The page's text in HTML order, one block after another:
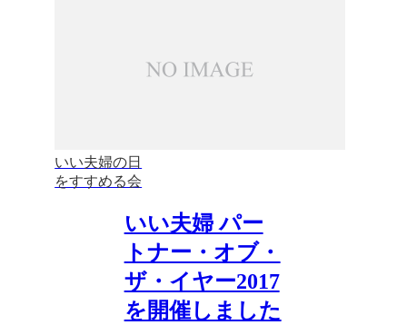
いい夫婦の日
をすすめる会
いい夫婦 パー
トナー・オブ・
ザ・イヤー2017
を開催しました